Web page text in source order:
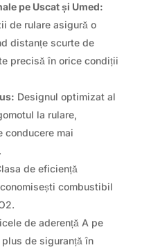
pe Uscat și Umed:
de rulare asigură o
distanțe scurte de
precisă în orice condiții
Designul optimizat al
la rulare,
conducere mai
de eficiență
combustibil
de aderență A pe
de siguranță în